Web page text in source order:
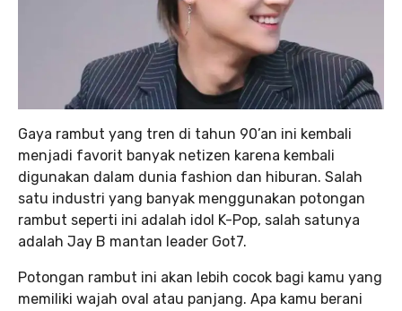
Gaya rambut yang tren di tahun 90’an ini kembali
menjadi favorit banyak netizen karena kembali
digunakan dalam dunia fashion dan hiburan. Salah
satu industri yang banyak menggunakan potongan
rambut seperti ini adalah idol K-Pop, salah satunya
adalah Jay B mantan leader Got7.
Potongan rambut ini akan lebih cocok bagi kamu yang
memiliki wajah oval atau panjang. Apa kamu berani